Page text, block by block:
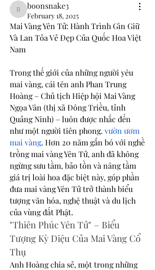
boonsnake3
boonsnake3
February 18, 2025
Mai Vàng Yên Tử: Hành Trình Gìn Giữ
Và Lan Tỏa Vẻ Đẹp Của Quốc Hoa Việt
Nam
Trong thế giới của những người yêu
mai vàng, cái tên anh Phan Trung
Hoàng – Chủ tịch Hiệp hội Mai Vàng
Ngọa Vân (thị xã Đông Triều, tỉnh
Quảng Ninh) – luôn được nhắc đến
như một người tiên phong. vườn ươm
mai vàng. Hơn 20 năm gắn bó với nghề
trồng mai vàng Yên Tử, anh đã không
ngừng sưu tầm, bảo tồn và nâng tầm
giá trị loài hoa đặc biệt này, góp phần
đưa mai vàng Yên Tử trở thành biểu
tượng văn hóa, nghệ thuật và du lịch
của vùng đất Phật.
"Thiên Phúc Yên Tử" – Biểu
Tượng Kỳ Diệu Của Mai Vàng Cổ
Thụ
Anh Hoàng chia sẻ, một trong những